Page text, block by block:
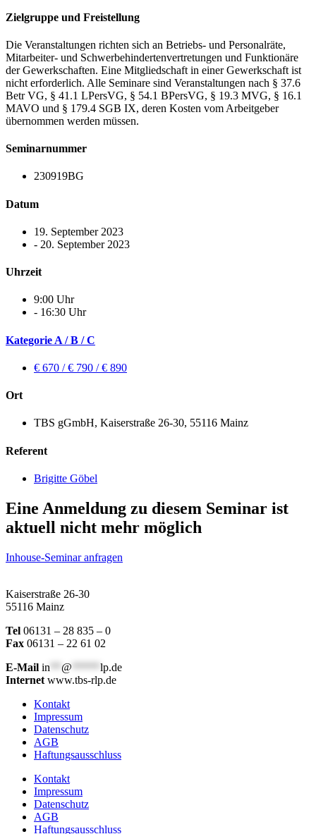
Zielgruppe und Freistellung
Die Veranstaltungen richten sich an Betriebs- und Personalräte,
Mitarbeiter- und Schwerbehindertenvertretungen und Funktionäre
der Gewerkschaften. Eine Mitgliedschaft in einer Gewerkschaft ist
nicht erforderlich. Alle Seminare sind Veranstaltungen nach § 37.6
Betr VG, § 41.1 LPersVG, § 54.1 BPersVG, § 19.3 MVG, § 16.1
MAVO und § 179.4 SGB IX, deren Kosten vom Arbeitgeber
übernommen werden müssen.
Seminarnummer
230919BG
Datum
19. September 2023
- 20. September 2023
Uhrzeit
9:00 Uhr
- 16:30 Uhr
Kategorie A / B / C
€ 670 / € 790 / € 890
Ort
TBS gGmbH, Kaiserstraße 26-30, 55116 Mainz
Referent
Brigitte Göbel
Eine Anmeldung zu diesem Seminar ist
aktuell nicht mehr möglich
Inhouse-Seminar anfragen
Kaiserstraße 26-30
55116 Mainz
Tel 06131 – 28 835 – 0
Fax 06131 – 22 61 02
E-Mail in @
lp.de
Internet www.tbs-rlp.de
Kontakt
Impressum
Datenschutz
AGB
Haftungsausschluss
Kontakt
Impressum
Datenschutz
AGB
Haftungsausschluss